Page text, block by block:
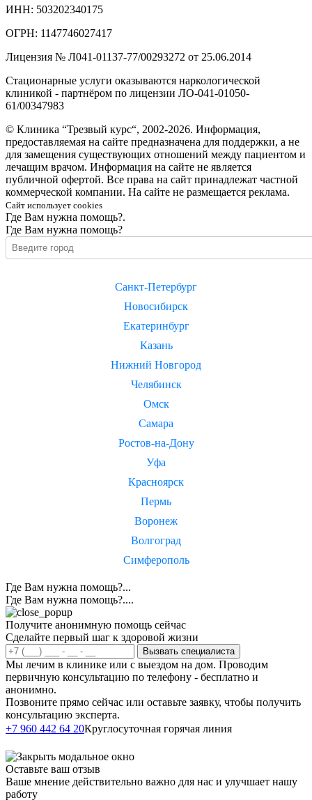
ИНН: 503202340175
ОГРН: 1147746027417
Лицензия № Л041-01137-77/00293272 от 25.06.2014
Стационарные услуги оказываются наркологической
клиникой - партнёром по лицензии ЛО-041-01050-
61/00347983
© Клиника “Трезвый курс“, 2002-2026. Информация,
предоставляемая на сайте предназначена для поддержки, а не
для замещения существующих отношений между пациентом и
лечащим врачом. Информация на сайте не является
публичной офертой. Все права на сайт принадлежат частной
коммерческой компании. На сайте не размещается реклама.
Сайт использует cookies
Где Вам нужна помощь?.
Где Вам нужна помощь?
Санкт-Петербург
Новосибирск
Екатеринбург
Казань
Нижний Новгород
Челябинск
Омск
Самара
Ростов-на-Дону
Уфа
Красноярск
Пермь
Воронеж
Волгоград
Симферополь
Где Вам нужна помощь?...
Где Вам нужна помощь?....
Получите анонимную помощь сейчас
Сделайте первый шаг к здоровой жизни
Вызвать специалиста
Мы лечим в клинике или с выездом на дом. Проводим
первичную консультацию по телефону - бесплатно и
анонимно.
Позвоните прямо сейчас или оставьте заявку, чтобы получить
консультацию эксперта.
+7 960 442 64 20Круглосуточная горячая линия
Оставьте ваш отзыв
Ваше мнение действительно важно для нас и улучшает нашу
работу